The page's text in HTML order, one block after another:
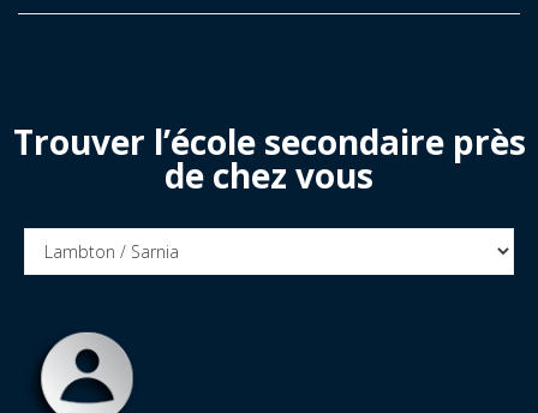
Trouver l’école secondaire près
de chez vous